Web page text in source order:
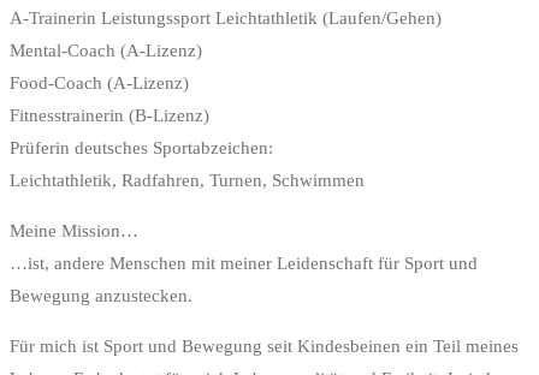
A-Trainerin Leistungssport Leichtathletik (Laufen/Gehen)
Mental-Coach (A-Lizenz)
Food-Coach (A-Lizenz)
Fitnesstrainerin (B-Lizenz)
Prüferin deutsches Sportabzeichen:
Leichtathletik, Radfahren, Turnen, Schwimmen
Meine Mission…
…ist, andere Menschen mit meiner Leidenschaft für Sport und
Bewegung anzustecken.
Für mich ist Sport und Bewegung seit Kindesbeinen ein Teil meines